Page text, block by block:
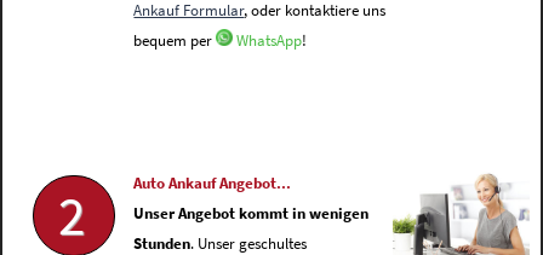
Ankauf Formular, oder kontaktiere uns
bequem per
WhatsApp!
2
Auto Ankauf Angebot...
Unser Angebot kommt in wenigen
Stunden. Unser geschultes